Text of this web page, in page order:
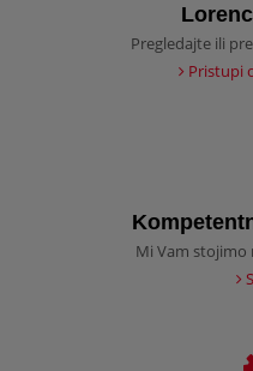
Pregledajte ili
Pristupi
Mi Vam stojimo